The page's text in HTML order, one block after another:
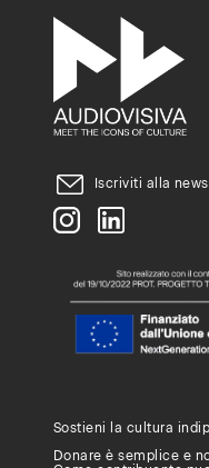
Iscriviti alla
Sostieni la cultura
Donare è semplice e